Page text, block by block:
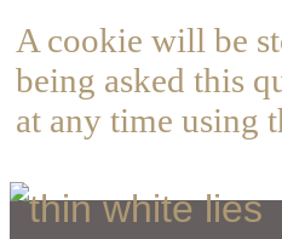
A cookie will be
being asked this
at any time using